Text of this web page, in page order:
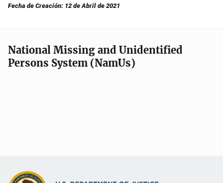
Fecha de Creación: 12 de Abril de 2021
National Missing and Unidentified
Persons System (NamUs)